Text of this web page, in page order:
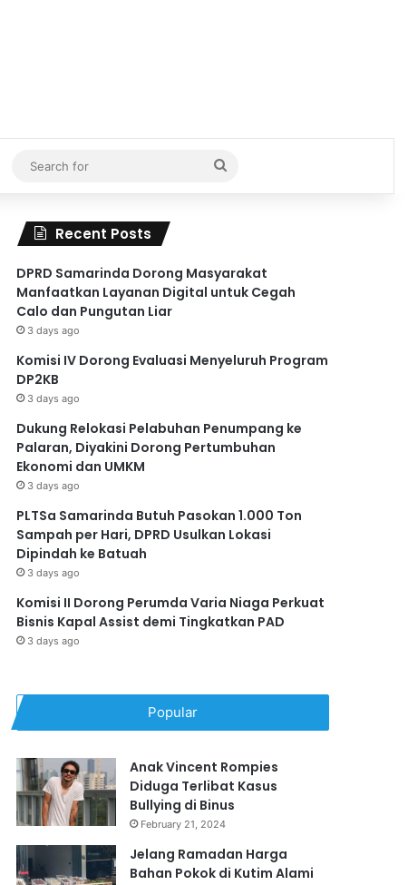
Search
for
Recent Posts
DPRD Samarinda Dorong Masyarakat
Manfaatkan Layanan Digital untuk Cegah
Calo dan Pungutan Liar
3 days ago
Komisi IV Dorong Evaluasi Menyeluruh Program
DP2KB
3 days ago
Dukung Relokasi Pelabuhan Penumpang ke
Palaran, Diyakini Dorong Pertumbuhan
Ekonomi dan UMKM
3 days ago
PLTSa Samarinda Butuh Pasokan 1.000 Ton
Sampah per Hari, DPRD Usulkan Lokasi
Dipindah ke Batuah
3 days ago
Komisi II Dorong Perumda Varia Niaga Perkuat
Bisnis Kapal Assist demi Tingkatkan PAD
3 days ago
Popular
Anak Vincent Rompies
Diduga Terlibat Kasus
Bullying di Binus
February 21, 2024
Jelang Ramadan Harga
Bahan Pokok di Kutim Alami